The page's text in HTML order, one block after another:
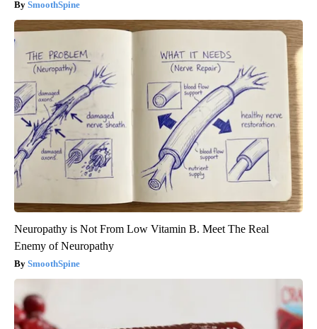
SmoothSpine
Neuropathy is Not From Low Vitamin B. Meet The Real
Enemy of Neuropathy
SmoothSpine